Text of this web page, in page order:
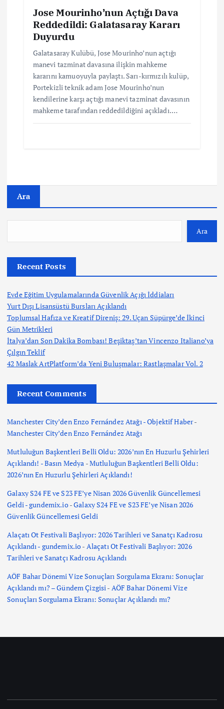
Jose Mourinho’nun Açtığı Dava
Reddedildi: Galatasaray Kararı
Duyurdu
Galatasaray Kulübü, Jose Mourinho’nun açtığı
manevi tazminat davasına ilişkin mahkeme
kararını kamuoyuyla paylaştı. Sarı-kırmızılı kulüp,
Portekizli teknik adam Jose Mourinho’nun
kendilerine karşı açtığı manevi tazminat davasının
mahkeme tarafından reddedildiğini açıkladı.…
Ara
Ara
Recent Posts
Evde Eğitim Uygulamalarında Güvenlik Açığı İddiaları
Yurt Dışı Lisansüstü Bursları Açıklandı
Toplumsal Hafıza ve Kreatif Direniş: 29. Uçan Süpürge’de İkinci
Gün Metrikleri
İtalya’dan Son Dakika Bombası! Beşiktaş’tan Vincenzo Italiano’ya
Çılgın Teklif
42 Maslak ArtPlatform’da Yeni Buluşmalar: Rastlaşmalar Vol. 2
Recent Comments
Manchester City’den Enzo Fernández Atağı - Objektif Haber-
Manchester City’den Enzo Fernández Atağı
Mutluluğun Başkentleri Belli Oldu: 2026’nın En Huzurlu Şehirleri
Açıklandı! - Basın Medya -Mutluluğun Başkentleri Belli Oldu:
2026’nın En Huzurlu Şehirleri Açıklandı!
Galaxy S24 FE ve S23 FE’ye Nisan 2026 Güvenlik Güncellemesi
Geldi - gundemix.io-Galaxy S24 FE ve S23 FE’ye Nisan 2026
Güvenlik Güncellemesi Geldi
Alaçatı Ot Festivali Başlıyor: 2026 Tarihleri ve Sanatçı Kadrosu
Açıklandı - gundemix.io- Alaçatı Ot Festivali Başlıyor: 2026
Tarihleri ve Sanatçı Kadrosu Açıklandı
AÖF Bahar Dönemi Vize Sonuçları Sorgulama Ekranı: Sonuçlar
Açıklandı mı? – Gündem Çizgisi- AÖF Bahar Dönemi Vize
Sonuçları Sorgulama Ekranı: Sonuçlar Açıklandı mı?